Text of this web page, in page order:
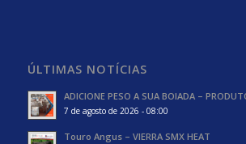
ÚLTIMAS NOTÍCIAS
ADICIONE PESO A SUA BOIADA –
7 de agosto de 2026 - 08:00
Touro Angus – VIERRA SMX HEAT